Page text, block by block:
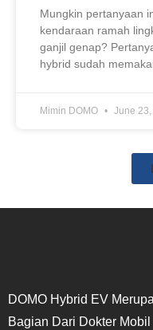
Mungkin pertanyaan
kendaraan ramah
ganjil genap?
hybrid sudah
Mimin DOMO June
DOMO Hybrid EV
Bagian Dari Dokter